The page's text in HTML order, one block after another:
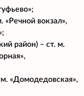
вокзал»,
район) – ст. м.
«Домодедовская»,